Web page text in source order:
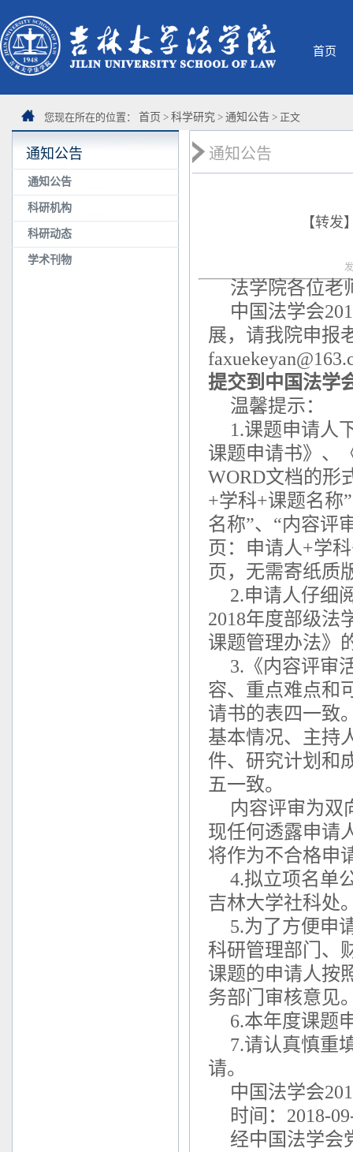
首页
您现在所在的位置： 首页 > 科学研究 > 通知公告 > 正文
通知公告
通知公告
科研机构
科研动态
学术刊物
通知公告
【转
法学院各位老
中国法学会
展，请我院申报
提交到中国法学
温馨提示：
1.课题申请人
课题申请书》、
WORD文档的形
+学科+课题名称
名称”、“内容评
页：申请人+学
页，无需寄纸质
2.申请人仔细
2018年度部级法
课题管理办法》
3.《内容评审
容、重点难点和
请书的表四一致
基本情况、主持
件、研究计划和
五一致。
内容评审为双
现任何透露申请
将作为不合格申
4.拟立项名单
吉林大学社科处
5.为了方便申
科研管理部门、
课题的申请人按
务部门审核意见
6.本年度课题
7.请认真慎重
请。
中国法学会
时间：2018-
经中国法学会